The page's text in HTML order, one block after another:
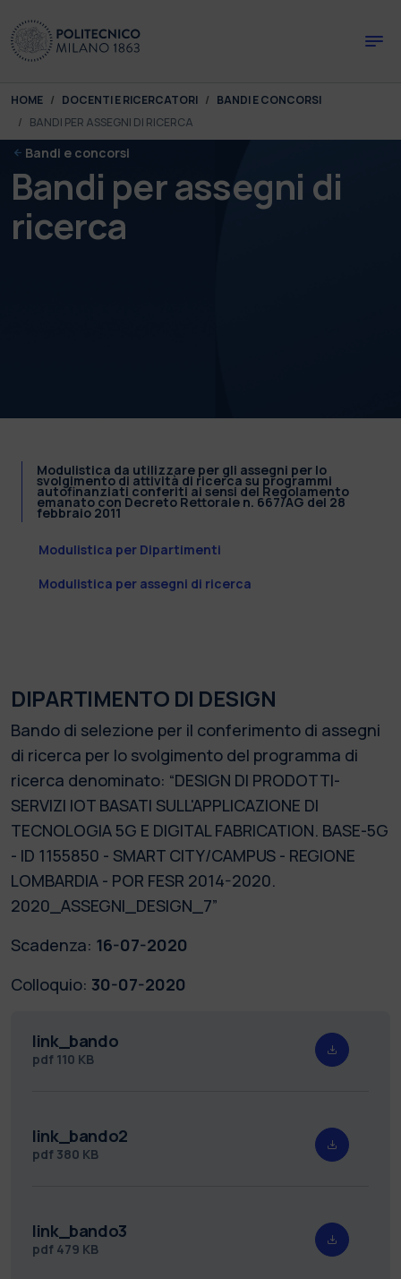
You are here:
HOME DOCENTI E RICERCATORI
BANDI E CONCORSI
BANDI PER ASSEGNI DI RICERCA
Bandi e concorsi
Bandi per assegni di
ricerca
Modulistica da utilizzare per gli assegni per lo
svolgimento di attività di ricerca su programmi
autofinanziati conferiti ai sensi del Regolamento
emanato con Decreto Rettorale n. 667/AG del 28
febbraio 2011
Modulistica per Dipartimenti
Modulistica per assegni di ricerca
DIPARTIMENTO DI DESIGN
Bando di selezione per il conferimento di assegni
di ricerca per lo svolgimento del programma di
ricerca denominato: “DESIGN DI PRODOTTI-
SERVIZI IOT BASATI SULL'APPLICAZIONE DI
TECNOLOGIA 5G E DIGITAL FABRICATION. BASE-5G
- ID 1155850 - SMART CITY/CAMPUS - REGIONE
LOMBARDIA - POR FESR 2014-2020.
2020_ASSEGNI_DESIGN_7”
Scadenza: 16-07-2020
Colloquio: 30-07-2020
link_bando
pdf 110 KB
link_bando2
pdf 380 KB
link_bando3
pdf 479 KB